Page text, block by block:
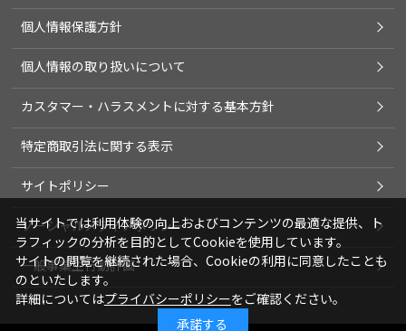
個人情報保護方針
個人情報の取り扱いについて
カスタマー・ハラスメントに対する基本方針
特定商取引法に関する表示
サイトポリシー
ソーシャルメディアポリシー
一般事業主行動計画
当サイトでは利用体験の向上およびコンテンツの最適な提供、ト
ラフィックの分析を目的としてCookieを使用しています。
サイトの閲覧を継続された場合、Cookieの利用に同意したことも
のといたします。
詳細についてはプライバシーポリシーをご確認ください。
承諾する